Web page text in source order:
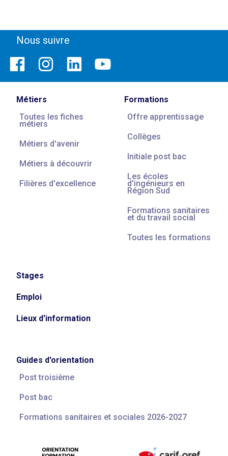
Nous suivre
Métiers
Toutes les fiches
métiers
Métiers d'avenir
Métiers à découvrir
Filières d'excellence
Formations
Offre apprentissage
Collèges
Initiale post bac
Les écoles
d'ingénieurs en
Région Sud
Formations sanitaires
et du travail social
Toutes les formations
Stages
Emploi
Lieux d'information
Guides d'orientation
Post troisième
Post bac
Formations sanitaires et sociales 2026-2027